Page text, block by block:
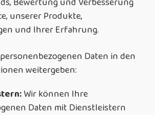
unserer Produkte,
und Ihrer Erfahrung.
Daten in den
weitergeben:
Wir können Ihre
Daten mit Dienstleistern